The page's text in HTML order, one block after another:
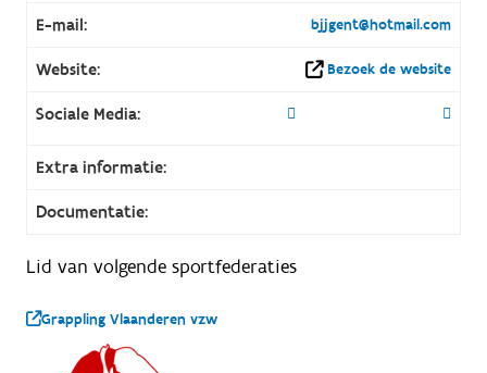
E-mail: bjjgent@hotmail.com
Website: Bezoek de website
Sociale Media:
Extra informatie:
Documentatie:
Lid van volgende sportfederaties
Grappling Vlaanderen vzw